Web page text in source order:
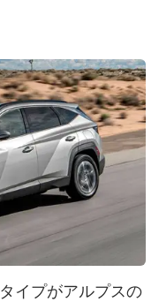
イプがアルプスの